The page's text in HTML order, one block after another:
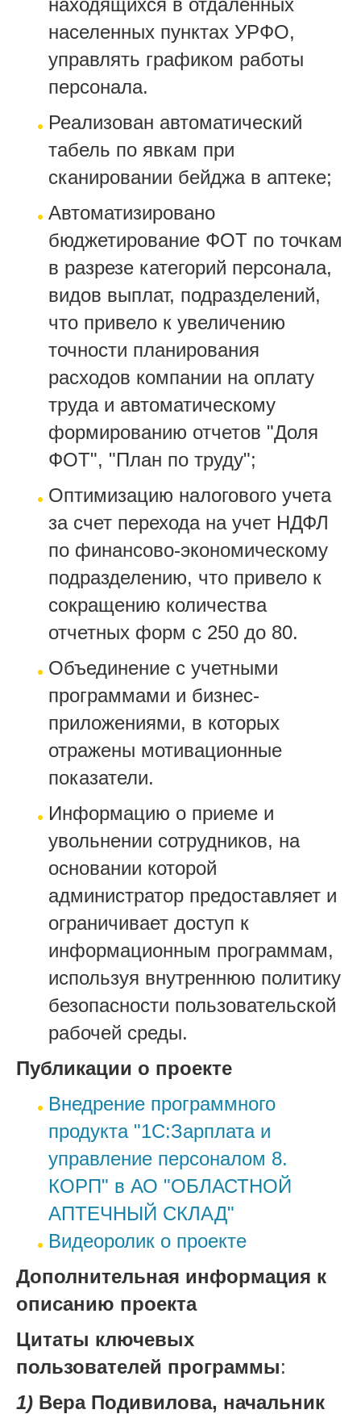
находящихся в отдаленных
населенных пунктах УРФО,
управлять графиком работы
персонала.
Реализован автоматический
табель по явкам при
сканировании бейджа в аптеке;
Автоматизировано
бюджетирование ФОТ по точкам
в разрезе категорий персонала,
видов выплат, подразделений,
что привело к увеличению
точности планирования
расходов компании на оплату
труда и автоматическому
формированию отчетов "Доля
ФОТ", "План по труду";
Оптимизацию налогового учета
за счет перехода на учет НДФЛ
по финансово-экономическому
подразделению, что привело к
сокращению количества
отчетных форм с 250 до 80.
Объединение с учетными
программами и бизнес-
приложениями, в которых
отражены мотивационные
показатели.
Информацию о приеме и
увольнении сотрудников, на
основании которой
администратор предоставляет и
ограничивает доступ к
информационным программам,
используя внутреннюю политику
безопасности пользовательской
рабочей среды.
Публикации о проекте
Внедрение программного
продукта "1С:Зарплата и
управление персоналом 8.
КОРП" в АО "ОБЛАСТНОЙ
АПТЕЧНЫЙ СКЛАД"
Видеоролик о проекте
Дополнительная информация к
описанию проекта
Цитаты ключевых
пользователей программы:
1) Вера Подивилова, начальник